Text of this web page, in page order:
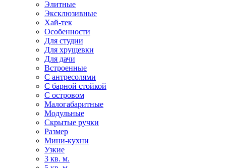
Элитные
Эксклюзивные
Хай-тек
Особенности
Для студии
Для хрущевки
Для дачи
Встроенные
С антресолями
С барной стойкой
С островом
Малогабаритные
Модульные
Скрытые ручки
Размер
Мини-кухни
Узкие
3 кв. м.